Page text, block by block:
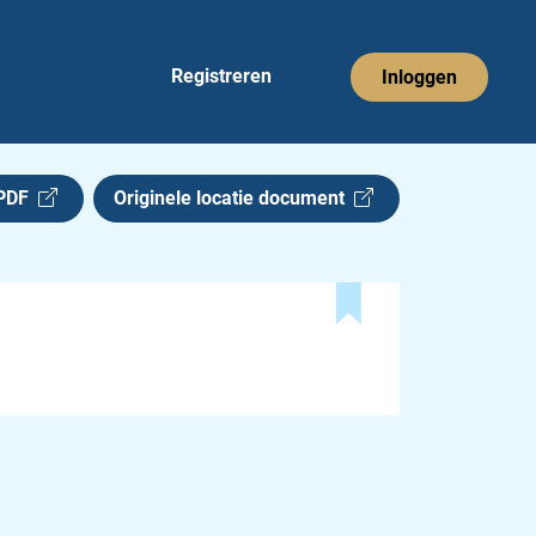
Registreren Inloggen
Originele locatie document